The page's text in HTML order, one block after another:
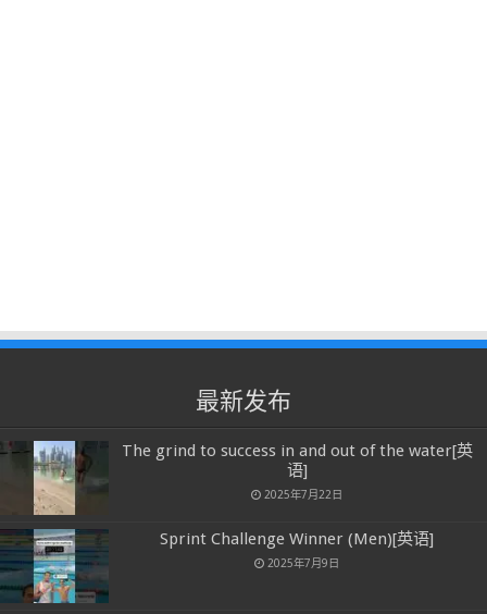
最新发布
The grind to success in and out of the water[英
语]
2025年7月22日
Sprint Challenge Winner (Men)[英语]
2025年7月9日